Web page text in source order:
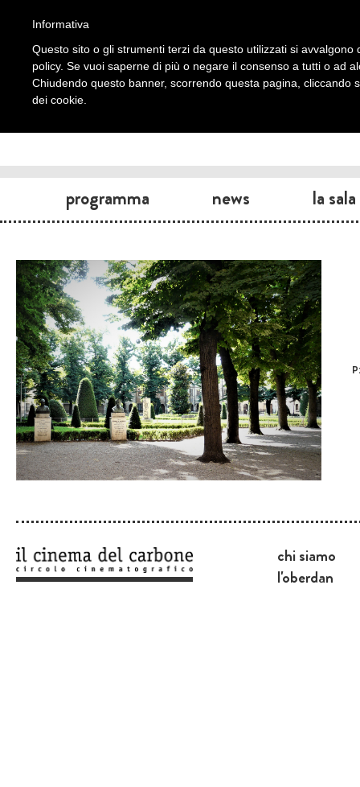
programma news la sala
chi siamo
l'oberdan
Informativa
Questo sito o gli strumenti terzi da questo utilizzati si
policy. Se vuoi saperne di più o negare il consenso a tutti o ad
Chiudendo questo banner, scorrendo questa pagina, cliccando
dei cookie.